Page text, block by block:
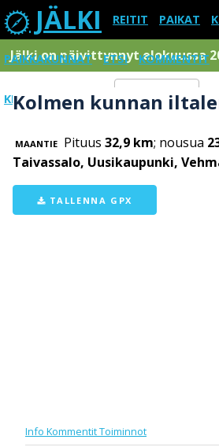
JÄLKI REITIT PAIKAT
PAIKKAKUNNAT ETSI KOMMENTIT
KIRJAUDU SISÄÄN Menu
Jälki on päivittynnyt elokuussa
Kolmen kunnan
MAANTIE Pituus 32,9 km; nousua
Taivassalo, Uusikaupunki,
TALLENNA GPX
Info KommentitToiminnot